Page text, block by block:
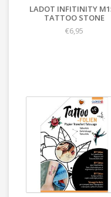
LADOT INFITINITY
TATTOO STONE
€6,95